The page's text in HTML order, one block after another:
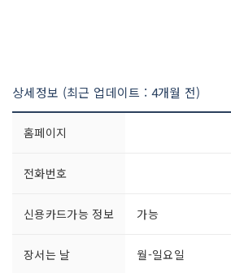
상세정보 (최근 업데이트 : 4개월 전)
홈페이지
전화번호
신용카드가능 정보 가능
장서는 날 월-일요일